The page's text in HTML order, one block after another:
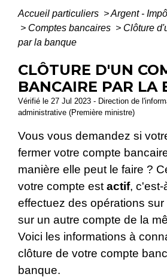
Accueil particuliers >Argent -
> Comptes bancaires > Clôture
par la banque
CLÔTURE D'UN
BANCAIRE PAR LA
Vérifié le 27 Jul 2023 - Direction de
administrative (Première ministre)
Vous vous demandez si
fermer votre compte
manière elle peut le faire ?
votre compte est actif, c'est-
effectuez des opérations
sur un autre compte de la
Voici les informations à
clôture de votre compte
banque.